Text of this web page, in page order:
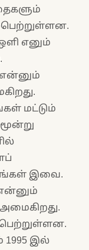
எனும்
என்னும்
மட்டும்
இவை.
1995 இல்